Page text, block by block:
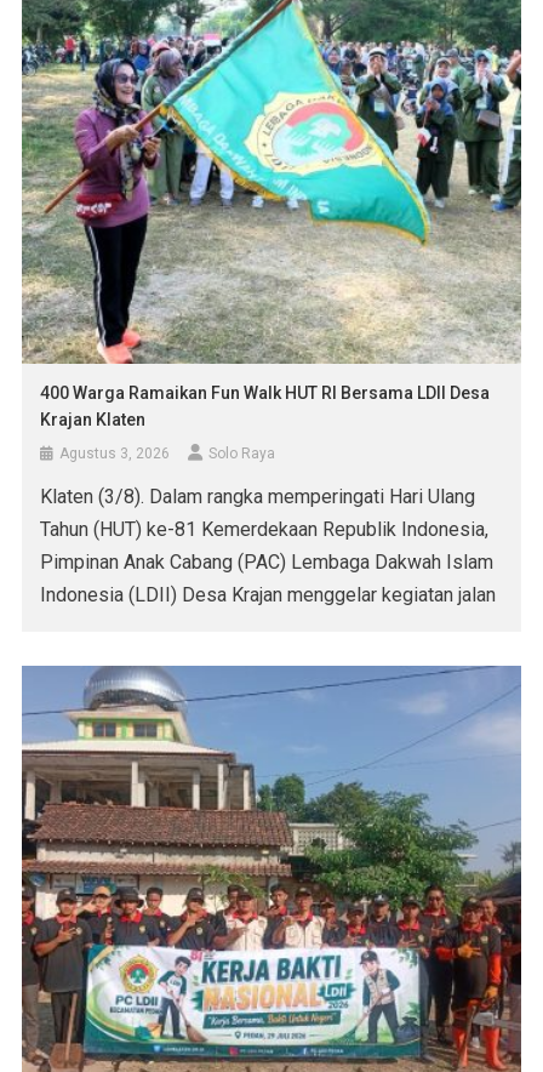
400 Warga Ramaikan Fun Walk HUT RI Bersama LDII Desa
Krajan Klaten
Agustus 3, 2026 Solo Raya
Klaten (3/8). Dalam rangka memperingati Hari Ulang
Tahun (HUT) ke-81 Kemerdekaan Republik Indonesia,
Pimpinan Anak Cabang (PAC) Lembaga Dakwah Islam
Indonesia (LDII) Desa Krajan menggelar kegiatan jalan
Kecamatan Jatinom, Kabupaten Klaten, Jawa Tengah,
pada Minggu (2/8). Selain jalan sehat, […]